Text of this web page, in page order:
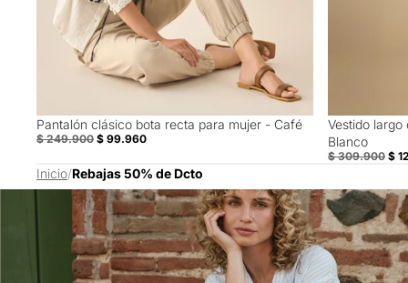
60% Off
Pantalón clásico bota recta para mujer - Café
$ 249.900 $ 99.960
60% Off
Vestido
Blanco
$ 309.900 $
Inicio/Rebajas 50% de Dcto